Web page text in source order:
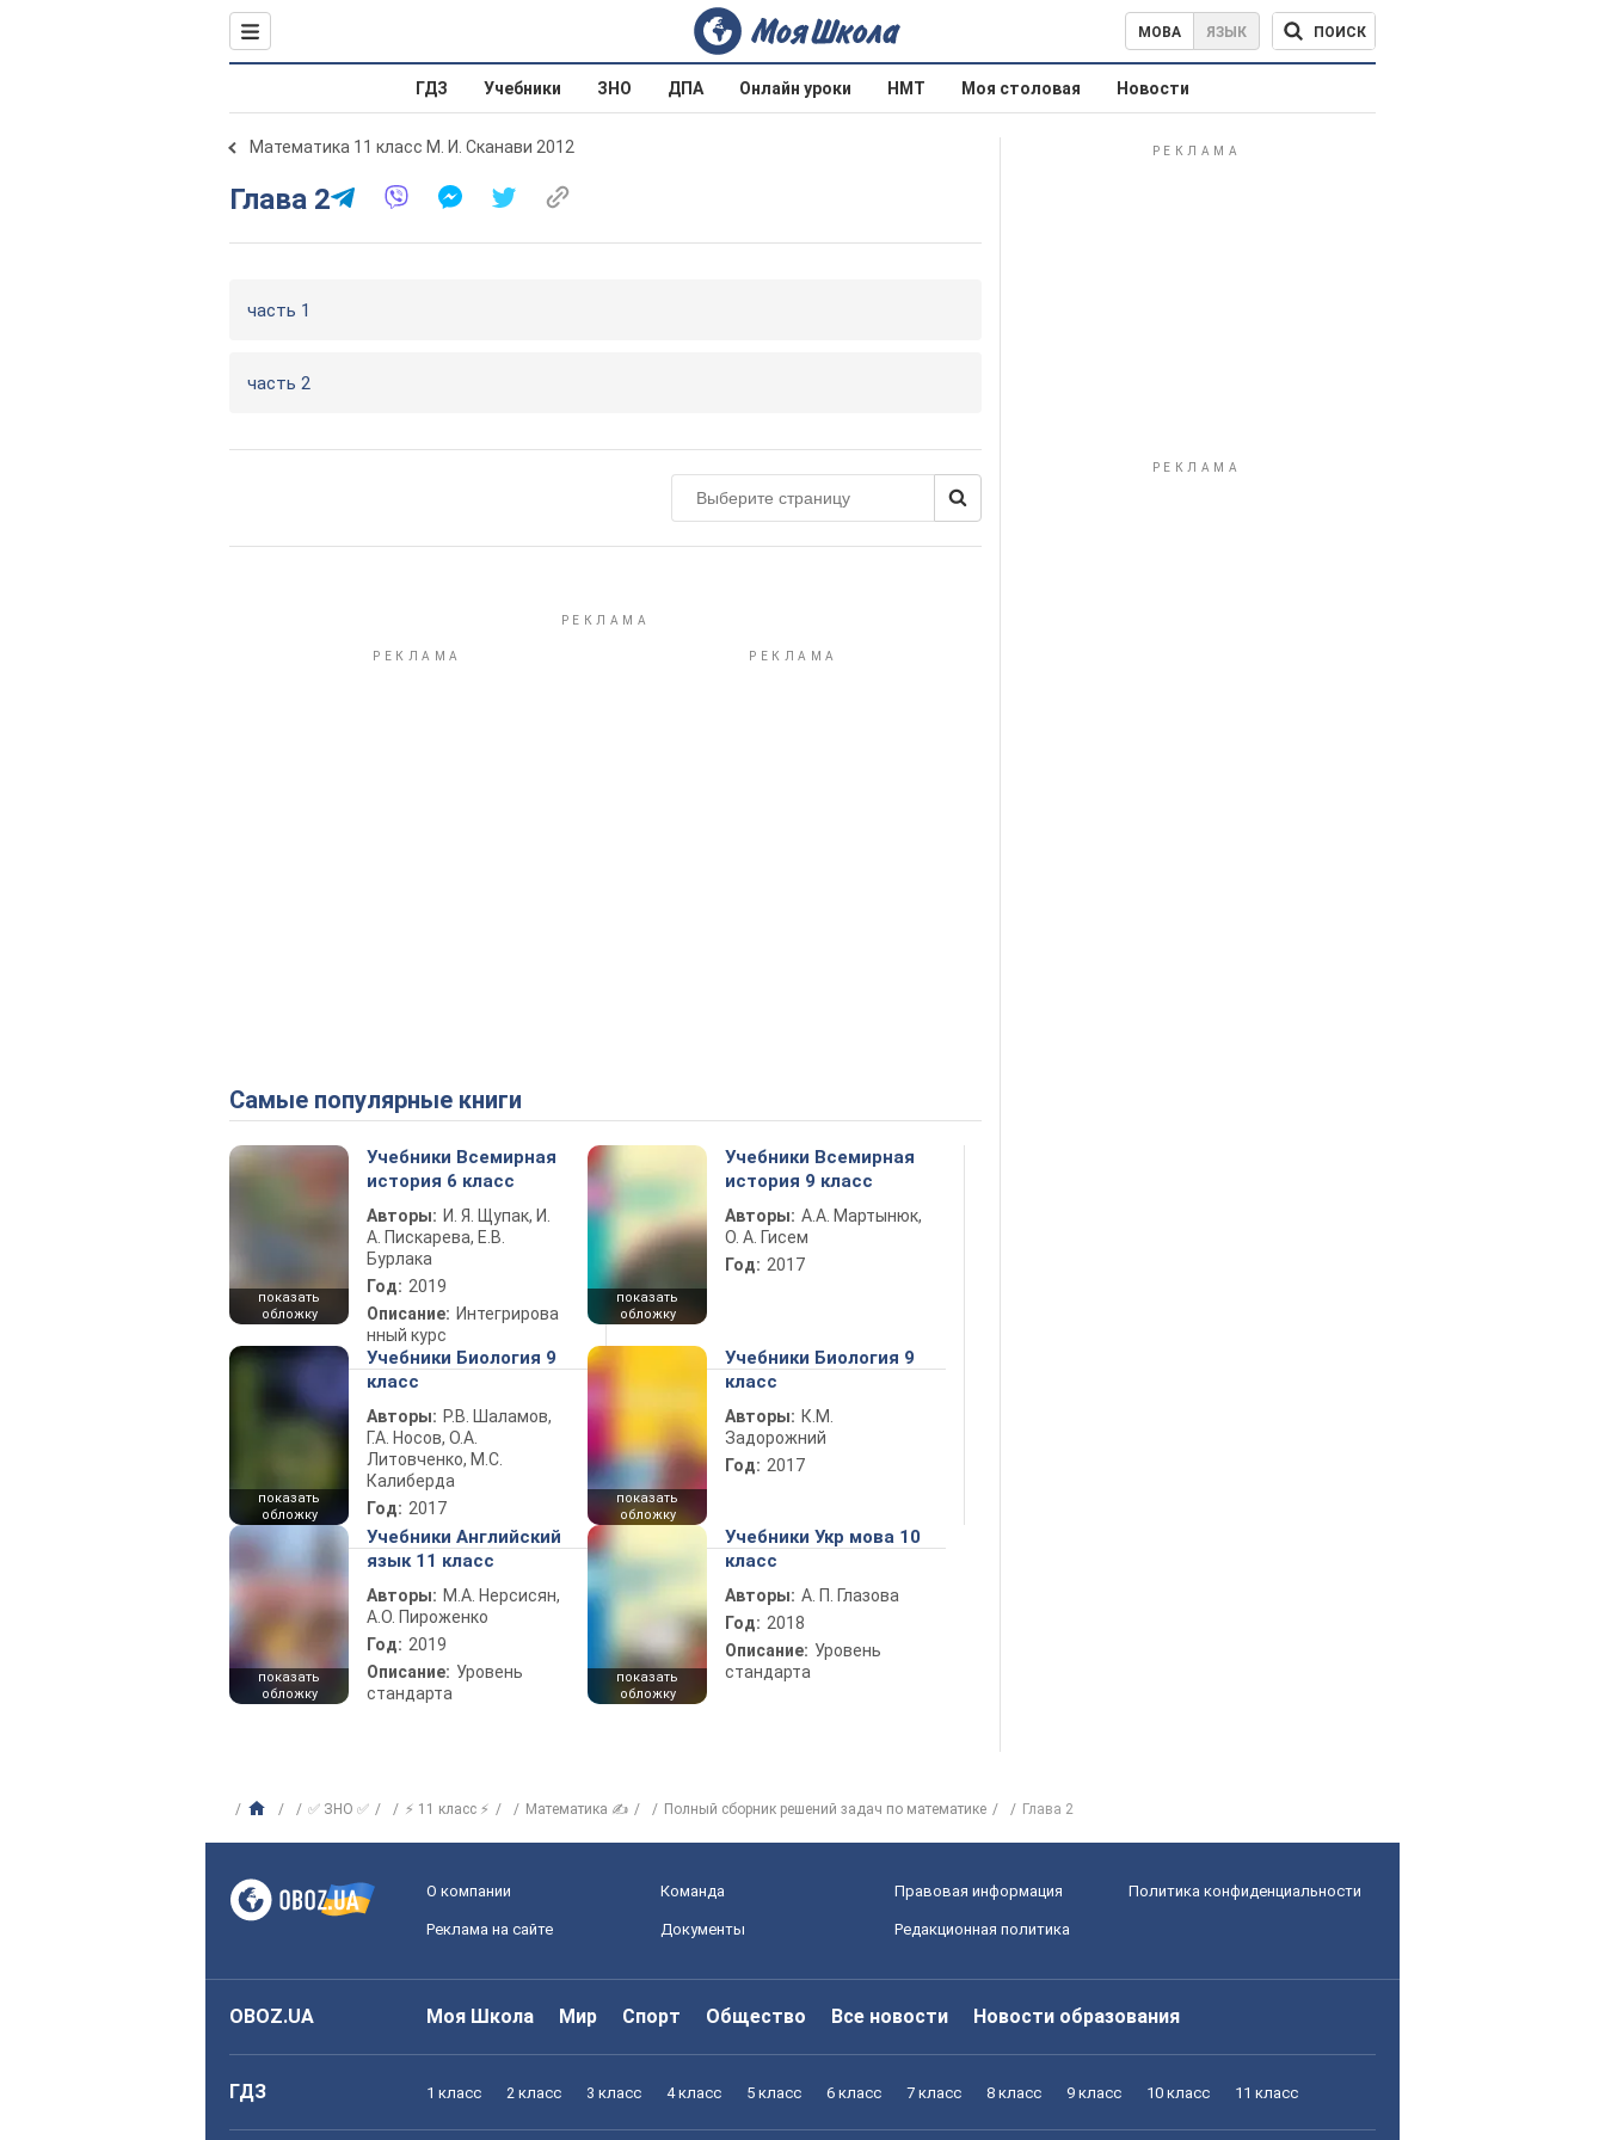
МОВА ЯЗЫК ПОИСК
ГДЗ Учебники ЗНО ДПА Онлайн уроки НМТ Моя столовая Новости
Математика 11 класс М. И. Сканави 2012
Глава 2
часть 1
часть 2
Самые популярные книги
показать
обложку
Учебники Всемирная
история 6 класс
Авторы: И. Я. Щупак, И.
А. Пискарева, Е.В.
Бурлака
Год: 2019
Описание: Интегрирова
нный курс
показать
обложку
Учебники Всемирная
история 9 класс
Авторы: А.А. Мартынюк,
О. А. Гисем
Год: 2017
показать
обложку
Учебники Биология 9
класс
Авторы: Р.В. Шаламов,
Г.А. Носов, О.А.
Литовченко, М.С.
Калиберда
Год: 2017
показать
обложку
Учебники Биология 9
класс
Авторы: К.М.
Задорожний
Год: 2017
показать
обложку
Учебники Английский
язык 11 класс
Авторы: М.А. Нерсисян,
А.О. Пироженко
Год: 2019
Описание: Уровень
стандарта
показать
обложку
Учебники Укр мова 10
класс
Авторы: А. П. Глазова
Год: 2018
Описание: Уровень
стандарта
✅ ЗНО ✅ ⚡ 11 класс ⚡ Математика ✍ Полный сборник решений задач по математике Глава 2
О компании Команда Правовая информация Политика конфиденциальности
Реклама на сайте Документы Редакционная политика
OBOZ.UA Моя Школа Мир Спорт Общество Все новости Новости образования
ГДЗ 1 класс 2 класс 3 класс 4 класс 5 класс 6 класс 7 класс 8 класс 9 класс 10 класс 11 класс